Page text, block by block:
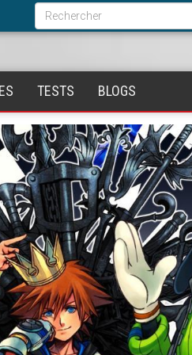
Formulaire
de
recherche
Rechercher
TESTS BLOGS